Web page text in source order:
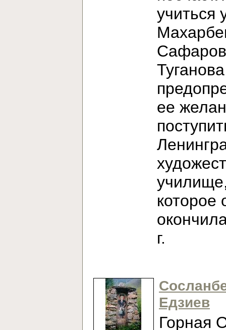
учиться
ее
которое
г.
Едзиев
Горная